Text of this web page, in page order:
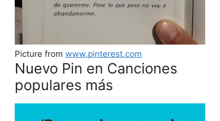
Picture from www.pinterest.com
Nuevo Pin en Canciones
populares más